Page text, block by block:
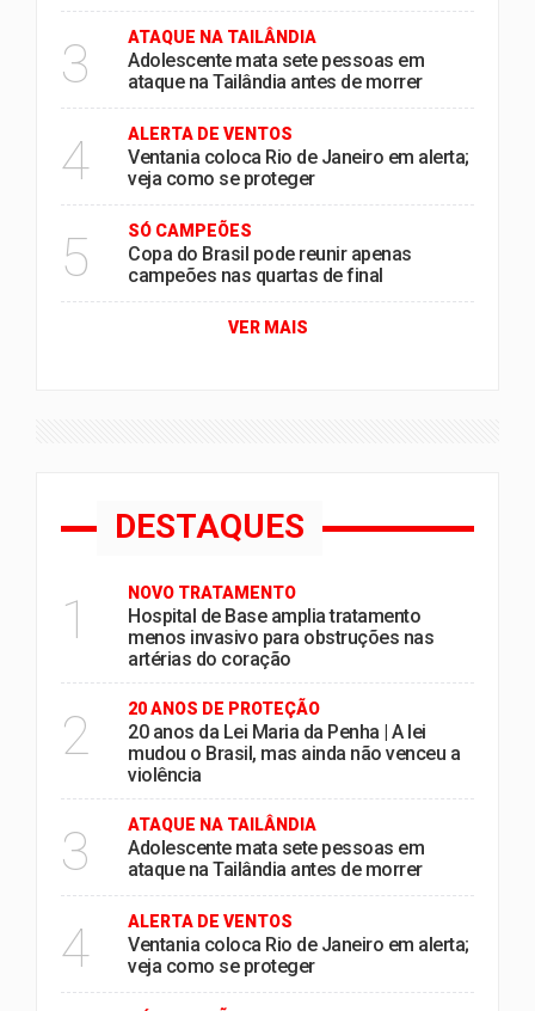
3 ATAQUE NA TAILÂNDIA
Adolescente mata sete pessoas em
ataque na Tailândia antes de morrer
4 ALERTA DE VENTOS
Ventania coloca Rio de Janeiro em alerta;
veja como se proteger
5 SÓ CAMPEÕES
Copa do Brasil pode reunir apenas
campeões nas quartas de final
VER MAIS
DESTAQUES
1 NOVO TRATAMENTO
Hospital de Base amplia tratamento
menos invasivo para obstruções nas
artérias do coração
2 20 ANOS DE PROTEÇÃO
20 anos da Lei Maria da Penha | A lei
mudou o Brasil, mas ainda não venceu a
violência
3 ATAQUE NA TAILÂNDIA
Adolescente mata sete pessoas em
ataque na Tailândia antes de morrer
4 ALERTA DE VENTOS
Ventania coloca Rio de Janeiro em alerta;
veja como se proteger